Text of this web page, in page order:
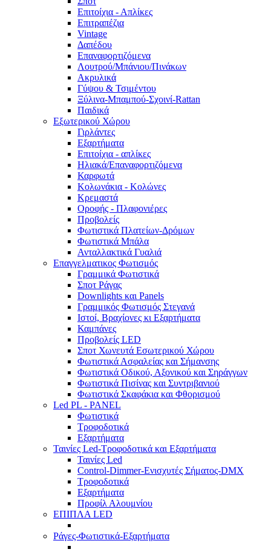
Επιτοίχια - Απλίκες
Επιτραπέζια
Vintage
Δαπέδου
Επαναφορτιζόμενα
Λουτρού/Μπάνιου/Πινάκων
Ακρυλικά
Γύψου & Τσιμέντου
Ξύλινα-Μπαμπού-Σχοινί-Rattan
Παιδικά
Εξωτερικού Χώρου
Γιρλάντες
Εξαρτήματα
Επιτοίχια - απλίκες
Ηλιακά/Επαναφορτιζόμενα
Καρφωτά
Κολωνάκια - Κολώνες
Κρεμαστά
Οροφής - Πλαφονιέρες
Προβολείς
Φωτιστικά Πλατείων-Δρόμων
Φωτιστικά Μπάλα
Ανταλλακτικά Γυαλιά
Επαγγελματικος Φωτισμός
Γραμμικά Φωτιστικά
Σποτ Ράγας
Downlights και Panels
Γραμμικός Φωτισμός Στεγανά
Ιστοί, Βραχίονες κι Εξαρτήματα
Καμπάνες
Προβολείς LED
Σποτ Χωνευτά Εσωτερικού Χώρου
Φωτιστικά Ασφαλείας και Σήμανσης
Φωτιστικά Οδικού, Αξονικού και Σηράγγων
Φωτιστικά Πισίνας και Συντριβανιού
Φωτιστικά Σκαφάκια και Φθορισμού
Led PL - PANEL
Φωτιστικά
Τροφοδοτικά
Εξαρτήματα
Ταινίες Led-Τροφοδοτικά και Εξαρτήματα
Ταινίες Led
Control-Dimmer-Ενισχυτές Σήματος-DMX
Τροφοδοτικά
Εξαρτήματα
Προφίλ Αλουμνίου
ΕΠΙΠΛΑ LED
Ράγες-Φωτιστικά-Εξαρτήματα